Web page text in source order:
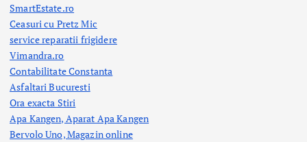
SmartEstate.ro
Ceasuri cu Pretz Mic
service reparatii frigidere
Vimandra.ro
Contabilitate Constanta
Asfaltari Bucuresti
Ora exacta Stiri
Apa Kangen, Aparat Apa Kangen
Bervolo Uno, Magazin online